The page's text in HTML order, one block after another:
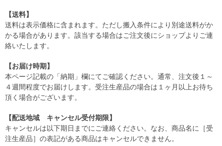
【送料】
送料は表示価格に含まれます。ただし搬入条件により別途送料がか
かる場合があります。該当する場合はご注文後にショップよりご連
絡いたします。
【お届け時期】
本ページ記載の「納期」欄にてご確認ください。通常、注文後１～
４週間程度でお届けします。受注生産品の場合は１ヶ月以上お待ち
頂く場合がございます。
【配送地域 キャンセル受付期限】
キャンセルは以下期日までにご連絡ください。なお、商品名に［受
注生産品］の表記がある商品はキャンセルできません。